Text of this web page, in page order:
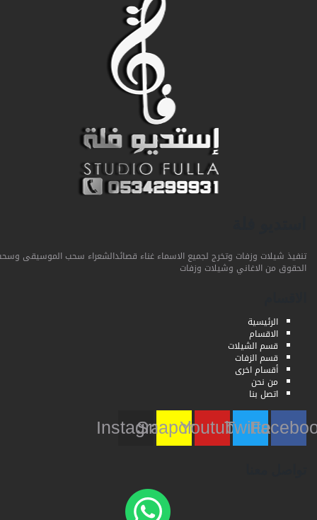
تنفيذ شيلات وزفات وتخرج لجميع الاسماء غناء قصائدالشعراء سحب الموسيقى وسحب
الحقوق من الاغاني وشيلات وزفات
الرئيسية
الاقسام
قسم الشيلات
قسم الزفات
أقسام اخرى
من نحن
اتصل بنا
Twitter
Youtube
Snapchat
Instagram